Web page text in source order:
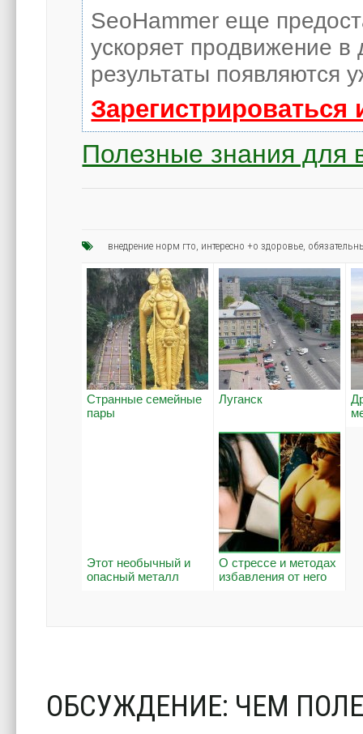
SeoHammer еще
ускоряет продвижение в
результаты появляются
Полезные знания для
внедрение норм гто, интересно +о здоровье,
Странные семейные
пары
Луганск
Этот необычный и
опасный металл
О стрессе и методах
избавления от него
ОБСУЖДЕНИЕ: ЧЕМ